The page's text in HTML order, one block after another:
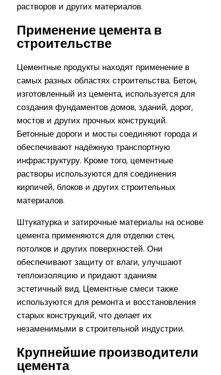
растворов и других материалов.
Применение цемента в
строительстве
Цементные продукты находят применение в
самых разных областях строительства. Бетон,
изготовленный из цемента, используется для
создания фундаментов домов, зданий, дорог,
мостов и других прочных конструкций.
Бетонные дороги и мосты соединяют города и
обеспечивают надёжную транспортную
инфраструктуру. Кроме того, цементные
растворы используются для соединения
кирпичей, блоков и других строительных
материалов.
Штукатурка и затирочные материалы на основе
цемента применяются для отделки стен,
потолков и других поверхностей. Они
обеспечивают защиту от влаги, улучшают
теплоизоляцию и придают зданиям
эстетичный вид. Цементные смеси также
используются для ремонта и восстановления
старых конструкций, что делает их
незаменимыми в строительной индустрии.
Крупнейшие производители
цемента